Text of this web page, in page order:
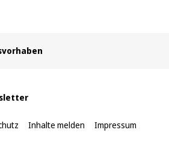
Inhalte melden Impressum